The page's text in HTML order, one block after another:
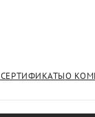
СЕРТИФИКАТЫО